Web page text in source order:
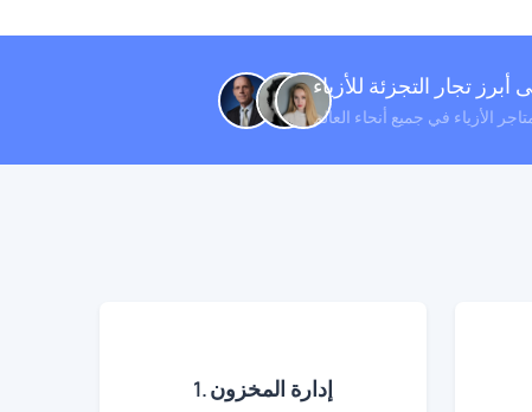
أبرز تجار التجزئة للأزياء
الأزياء في جميع أنحاء العالم
1. إدارة المخزون